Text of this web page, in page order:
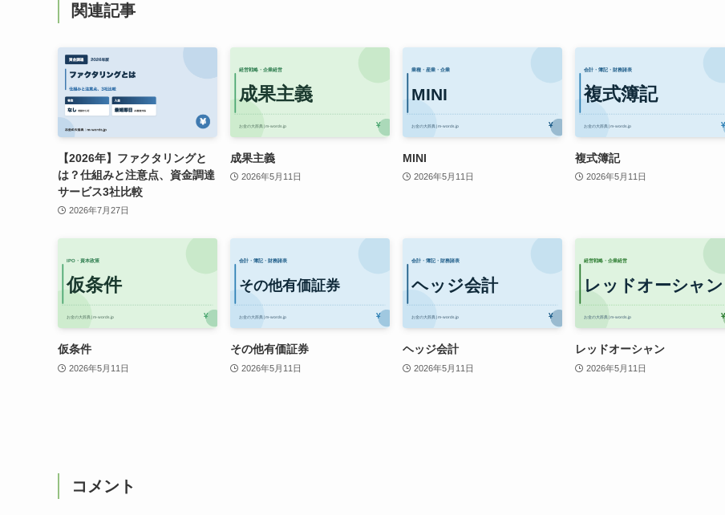
関連記事
【2026年】ファクタリングと
は？仕組みと注意点、資金調達
サービス3社比較
2026年7月27日
成果主義
2026年5月11日
MINI
2026年5月11日
複式簿記
2026年5月11日
仮条件
2026年5月11日
その他有価証券
2026年5月11日
ヘッジ会計
2026年5月11日
レッドオーシャン
2026年5月11日
コメント